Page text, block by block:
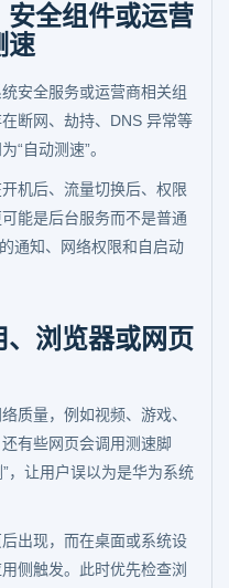
全组件或运营
速
安全服务或运营商相关组
断网、劫持、DNS 异常等
“自动测速”。
机后、流量切换后、权限
能是后台服务而不是普通
通知、网络权限和自启动
浏览器或网页
质量，例如视频、游戏、
有些网页会调用测速脚
，让用户误以为是华为系统
出现，而在桌面或系统设
侧触发。此时优先检查浏